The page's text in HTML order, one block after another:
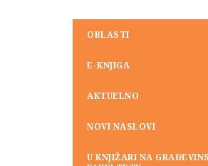
OBLASTI
E-KNJIGA
AKTUELNO
NOVI NASLOVI
U KNJIŽARI NA